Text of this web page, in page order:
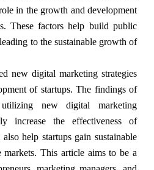
in the growth and development
These factors help build public
to the sustainable growth of
new digital marketing strategies
of startups. The findings of
new digital marketing
increase the effectiveness of
help startups gain sustainable
markets. This article aims to be a